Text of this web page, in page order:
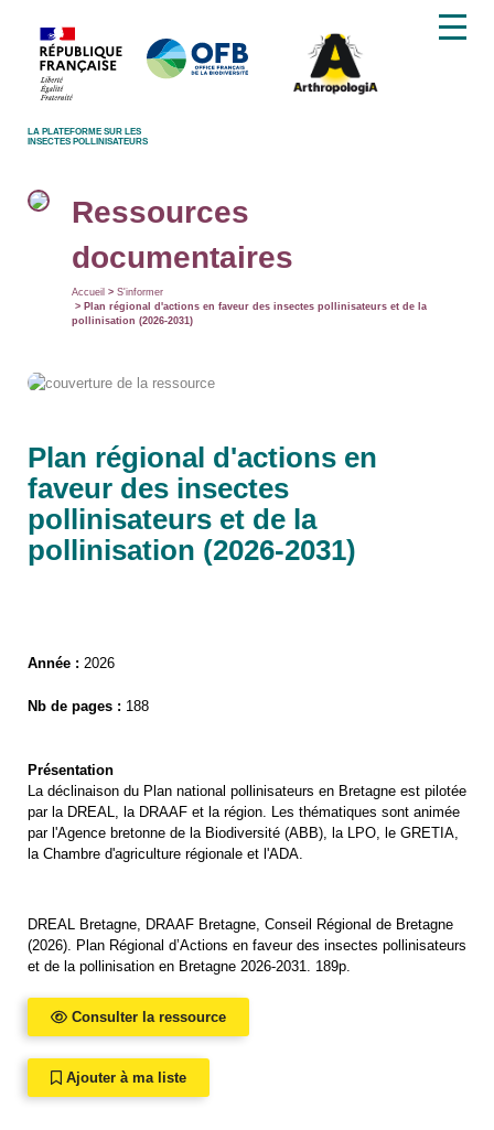
LA PLATEFORME SUR LES
INSECTES POLLINISATEURS
Ressources
documentaires
Accueil > S'informer
> Plan régional d'actions en faveur des insectes pollinisateurs et de la
pollinisation (2026-2031)
Plan régional d'actions en
faveur des insectes
pollinisateurs et de la
pollinisation (2026-2031)
Année : 2026
Nb de pages : 188
Présentation
La déclinaison du Plan national pollinisateurs en Bretagne est pilotée
par la DREAL, la DRAAF et la région. Les thématiques sont animée
par l'Agence bretonne de la Biodiversité (ABB), la LPO, le GRETIA,
la Chambre d'agriculture régionale et l'ADA.
DREAL Bretagne, DRAAF Bretagne, Conseil Régional de Bretagne
(2026). Plan Régional d’Actions en faveur des insectes pollinisateurs
et de la pollinisation en Bretagne 2026-2031. 189p.
Consulter la ressource
Ajouter à ma liste